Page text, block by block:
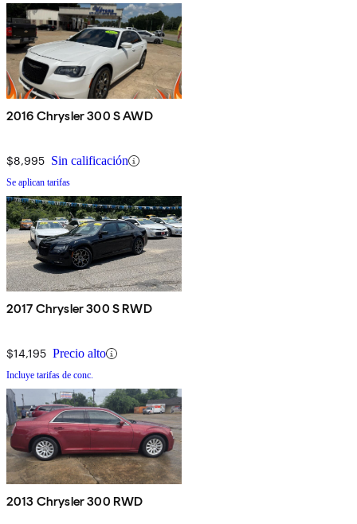
2016 Chrysler 300 S AWD
$8,995 Sin calificación
Se aplican tarifas
2017 Chrysler 300 S RWD
$14,195 Precio alto
Incluye tarifas de conc.
2013 Chrysler 300 RWD